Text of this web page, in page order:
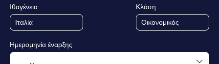
Ιθαγένεια Κλάση
Ημερομηνία έναρξης